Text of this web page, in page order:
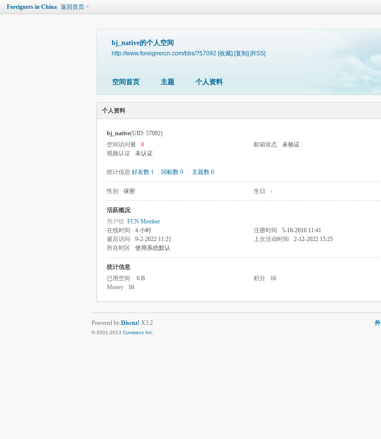
Foreigners in China 返回首页
bj_native的个人空间
http://www.foreignercn.com/bbs/?57092 [收藏] [复制] [RSS]
空间首页 主题 个人资料
个人资料
bj_native(UID: 57092)
空间访问量
0 邮箱状态
未验证
视频认证
未认证
统计信息 好友数 1 回帖数 0 主题数 0
性别 保密 生日 -
活跃概况
用户组 FCN Member
在线时间
4 小时 注册时间
5-18-2016 11:41
最后访问
9-2-2022 11:21 上次活动时间
2-12-2022 15:25
所在时区
使用系统默认
统计信息
已用空间
0 B 积分
16
Money
16
Powered by Discuz! X3.2
© 2001-2013 Comsenz Inc.